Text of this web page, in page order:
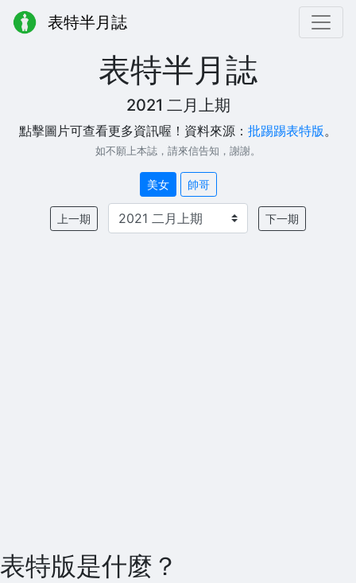
表特半月誌
表特半月誌
2021 二月上期
點擊圖片可查看更多資訊喔！資料來源： 批踢踢表特版。
如不願上本誌，請來信告知，謝謝。
美女 帥哥
上一期 下一期
表特版是什麼？